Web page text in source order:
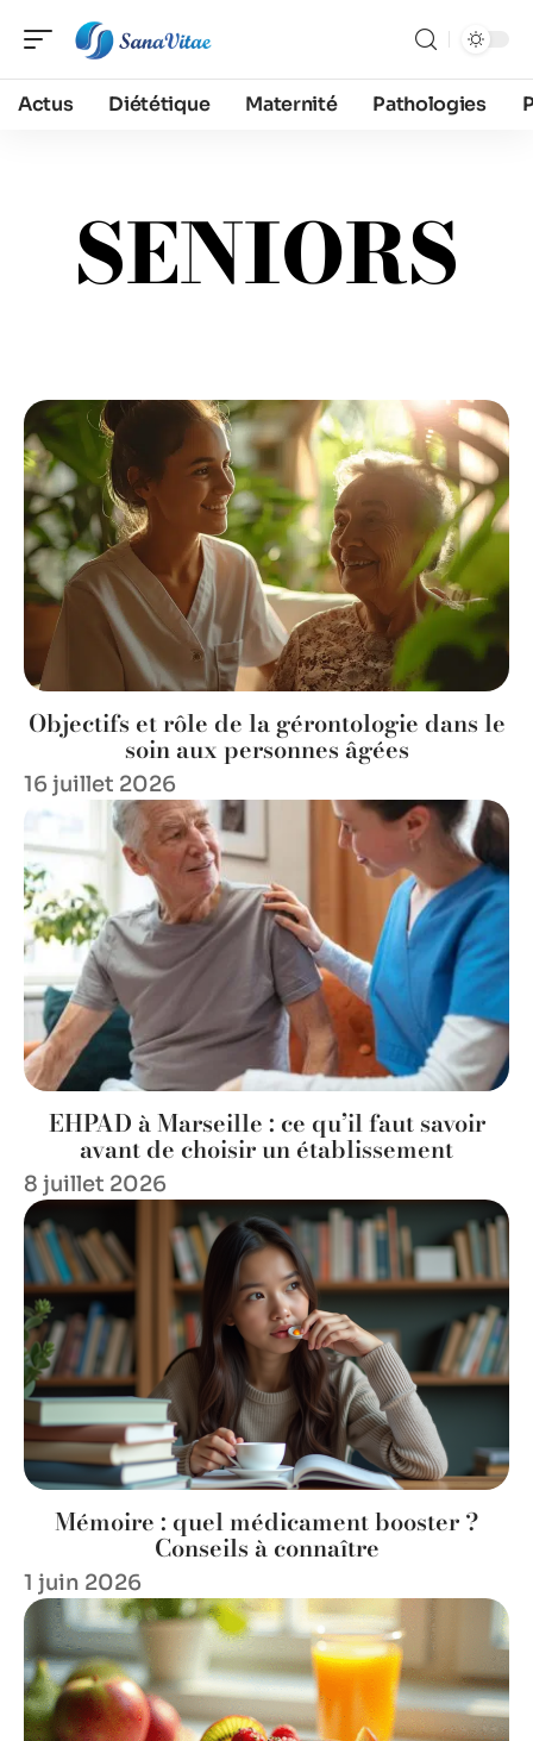
Actus Diététique Maternité Pathologies
SENIORS
Objectifs et rôle de la gérontologie dans le
soin aux personnes âgées
16 juillet 2026
EHPAD à Marseille : ce qu’il faut savoir
avant de choisir un établissement
8 juillet 2026
Mémoire : quel médicament booster ?
Conseils à connaître
1 juin 2026